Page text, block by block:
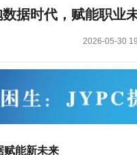
数据时代，赋能职业
2026-05-30
赋能新未来